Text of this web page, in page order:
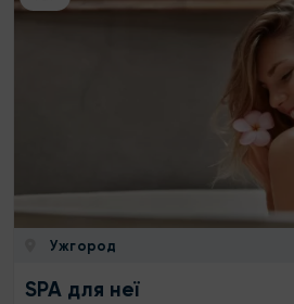
Ужгород
SPA для неї